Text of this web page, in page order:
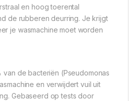
en hoog toerental
de rubberen deurring. Je krijgt
je wasmachine moet worden
van de bacteriën (Pseudomonas
en verwijdert vuil uit
Gebaseerd op tests door